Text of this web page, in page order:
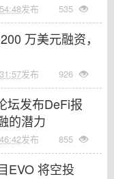
发布 535
万美元融资，
发布 926
坛发布DeFi报
的潜力
发布 855
EVO 将空投